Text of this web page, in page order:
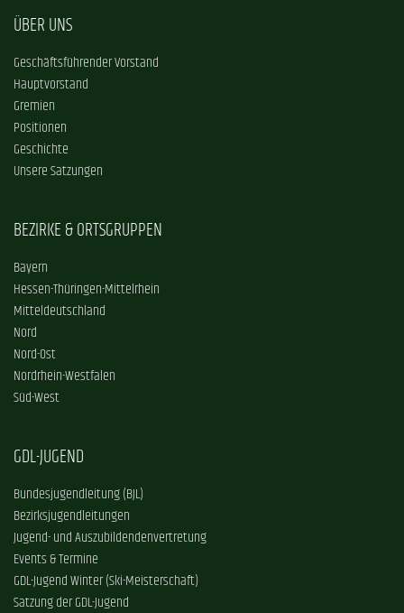
ÜBER UNS
Geschäftsführender Vorstand
Hauptvorstand
Gremien
Positionen
Geschichte
Unsere Satzungen
BEZIRKE & ORTSGRUPPEN
Bayern
Hessen-Thüringen-Mittelrhein
Mitteldeutschland
Nord
Nord-Ost
Nordrhein-Westfalen
Süd-West
GDL-JUGEND
Bundesjugendleitung (BJL)
Bezirksjugendleitungen
Jugend- und Auszubildendenvertretung
Events & Termine
GDL-Jugend Winter (Ski-Meisterschaft)
Satzung der GDL-Jugend